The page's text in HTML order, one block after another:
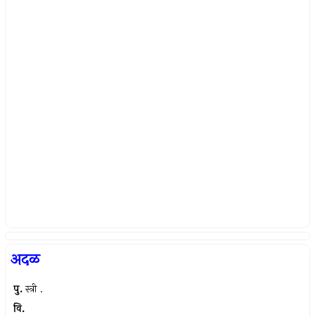
अदळ
पु. स्त्री .
वि.